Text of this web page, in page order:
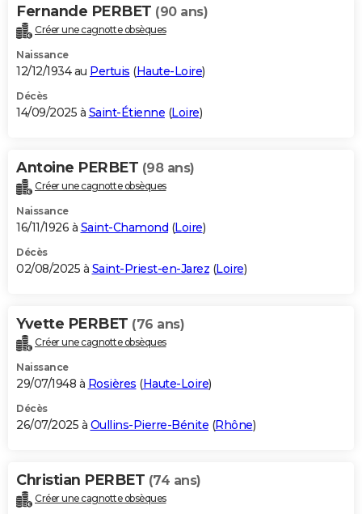
Fernande PERBET (90 ans)
Créer une cagnotte obsèques
Naissance
12/12/1934 au Pertuis (Haute-Loire)
Décès
14/09/2025 à Saint-Étienne (Loire)
Antoine PERBET (98 ans)
Créer une cagnotte obsèques
Naissance
16/11/1926 à Saint-Chamond (Loire)
Décès
02/08/2025 à Saint-Priest-en-Jarez (Loire)
Yvette PERBET (76 ans)
Créer une cagnotte obsèques
Naissance
29/07/1948 à Rosières (Haute-Loire)
Décès
26/07/2025 à Oullins-Pierre-Bénite (Rhône)
Christian PERBET (74 ans)
Créer une cagnotte obsèques